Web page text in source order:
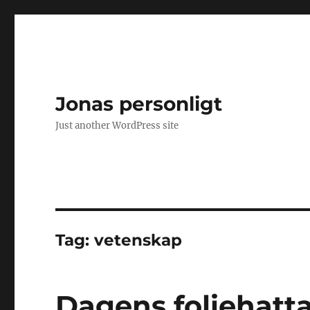
Jonas personligt
Just another WordPress site
Tag:vetenskap